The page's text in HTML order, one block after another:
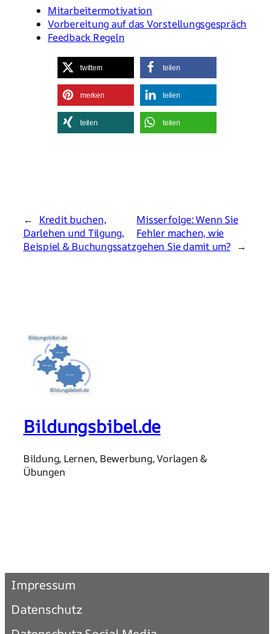
Mitarbeitermotivation
Vorbereitung auf das Vorstellungsgespräch
Feedback Regeln
twittern teilen
merken teilen
teilen teilen
←
Kredit buchen,
Darlehen und Tilgung,
Beispiel & Buchungssatz
Misserfolge: Wenn Sie
Fehler machen, wie
gehen Sie damit um? →
Bildungsbibel.de
Bildung, Lernen, Bewerbung, Vorlagen &
Übungen
Impressum
Datenschutz